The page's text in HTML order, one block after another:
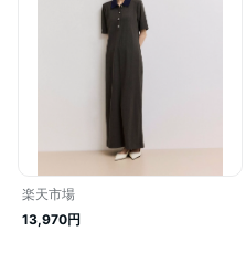
楽天市場
13,970円